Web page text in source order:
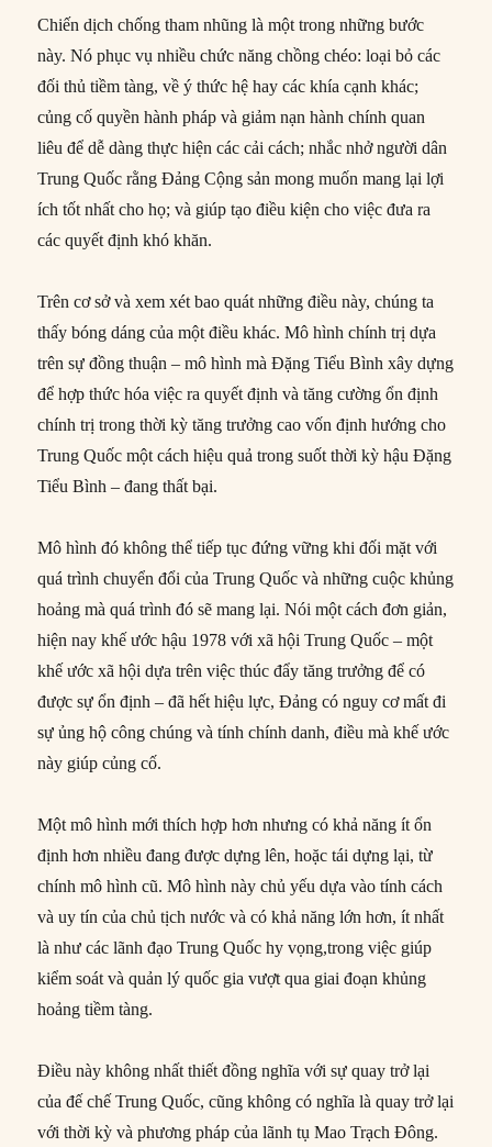
Chiến dịch chống tham nhũng là một trong những bước
này. Nó phục vụ nhiều chức năng chồng chéo: loại bỏ các
đối thủ tiềm tàng, về ý thức hệ hay các khía cạnh khác;
củng cố quyền hành pháp và giảm nạn hành chính quan
liêu để dễ dàng thực hiện các cải cách; nhắc nhở người dân
Trung Quốc rằng Đảng Cộng sản mong muốn mang lại lợi
ích tốt nhất cho họ; và giúp tạo điều kiện cho việc đưa ra
các quyết định khó khăn.
Trên cơ sở và xem xét bao quát những điều này, chúng ta
thấy bóng dáng của một điều khác. Mô hình chính trị dựa
trên sự đồng thuận – mô hình mà Đặng Tiểu Bình xây dựng
để hợp thức hóa việc ra quyết định và tăng cường ổn định
chính trị trong thời kỳ tăng trưởng cao vốn định hướng cho
Trung Quốc một cách hiệu quả trong suốt thời kỳ hậu Đặng
Tiểu Bình – đang thất bại.
Mô hình đó không thể tiếp tục đứng vững khi đối mặt với
quá trình chuyển đổi của Trung Quốc và những cuộc khủng
hoảng mà quá trình đó sẽ mang lại. Nói một cách đơn giản,
hiện nay khế ước hậu 1978 với xã hội Trung Quốc – một
khế ước xã hội dựa trên việc thúc đẩy tăng trưởng để có
được sự ổn định – đã hết hiệu lực, Đảng có nguy cơ mất đi
sự ủng hộ công chúng và tính chính danh, điều mà khế ước
này giúp củng cố.
Một mô hình mới thích hợp hơn nhưng có khả năng ít ổn
định hơn nhiều đang được dựng lên, hoặc tái dựng lại, từ
chính mô hình cũ. Mô hình này chủ yếu dựa vào tính cách
và uy tín của chủ tịch nước và có khả năng lớn hơn, ít nhất
là như các lãnh đạo Trung Quốc hy vọng,trong việc giúp
kiểm soát và quản lý quốc gia vượt qua giai đoạn khủng
hoảng tiềm tàng.
Điều này không nhất thiết đồng nghĩa với sự quay trở lại
của đế chế Trung Quốc, cũng không có nghĩa là quay trở lại
với thời kỳ và phương pháp của lãnh tụ Mao Trạch Đông.